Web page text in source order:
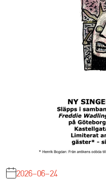
2026-06-24